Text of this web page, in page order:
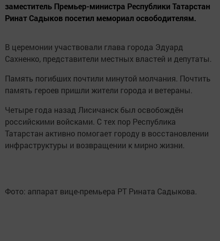
заместитель Премьер-министра Республики Татарстан
Ринат Садыков посетил мемориал освободителям.
В церемонии участвовали глава города Эдуард
Сахненко, представители местных властей и депутаты.
Память погибших почтили минутой молчания. Почтить
память героев пришли жители города и ветераны.
Четыре года назад Лисичанск был освобождён
российскими войсками. С тех пор Республика
Татарстан активно помогает городу в восстановлении
инфраструктуры и возвращении к мирно жизни.
Фото: аппарат вице-премьера РТ Рината Садыкова.